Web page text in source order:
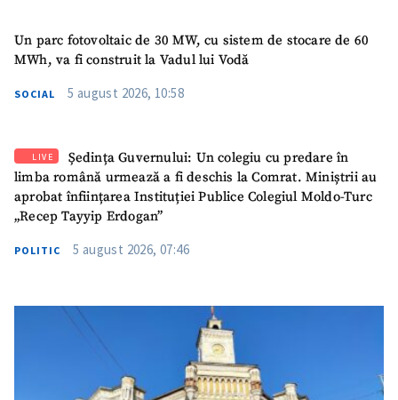
Un parc fotovoltaic de 30 MW, cu sistem de stocare de 60
MWh, va fi construit la Vadul lui Vodă
SOCIAL 5 august 2026, 10:58
LIVE
Ședința Guvernului: Un colegiu cu predare în
limba română urmează a fi deschis la Comrat. Miniștrii au
aprobat înființarea Instituției Publice Colegiul Moldo-Turc
„Recep Tayyip Erdogan”
POLITIC 5 august 2026, 07:46